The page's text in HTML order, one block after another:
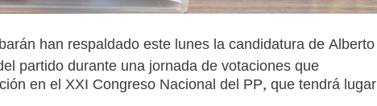
han respaldado este lunes la candidatura de Alberto
partido durante una jornada de votaciones que
en el XXI Congreso Nacional del PP, que tendrá lugar